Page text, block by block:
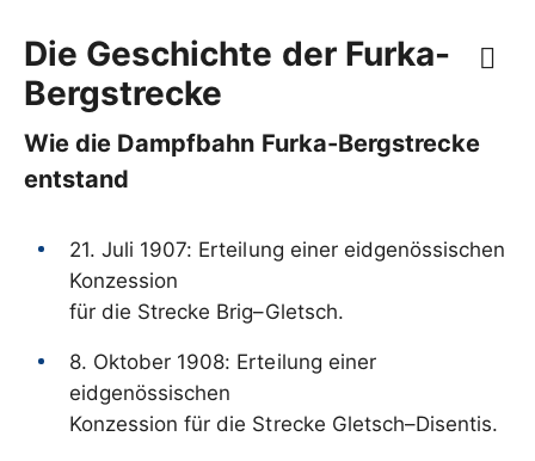
Die Geschichte der Furka-
Bergstrecke
Wie die Dampfbahn Furka-Bergstrecke
entstand
21. Juli 1907: Erteilung einer eidgenössischen
Konzession
für die Strecke Brig–Gletsch.
8. Oktober 1908: Erteilung einer
eidgenössischen
Konzession für die Strecke Gletsch–Disentis.